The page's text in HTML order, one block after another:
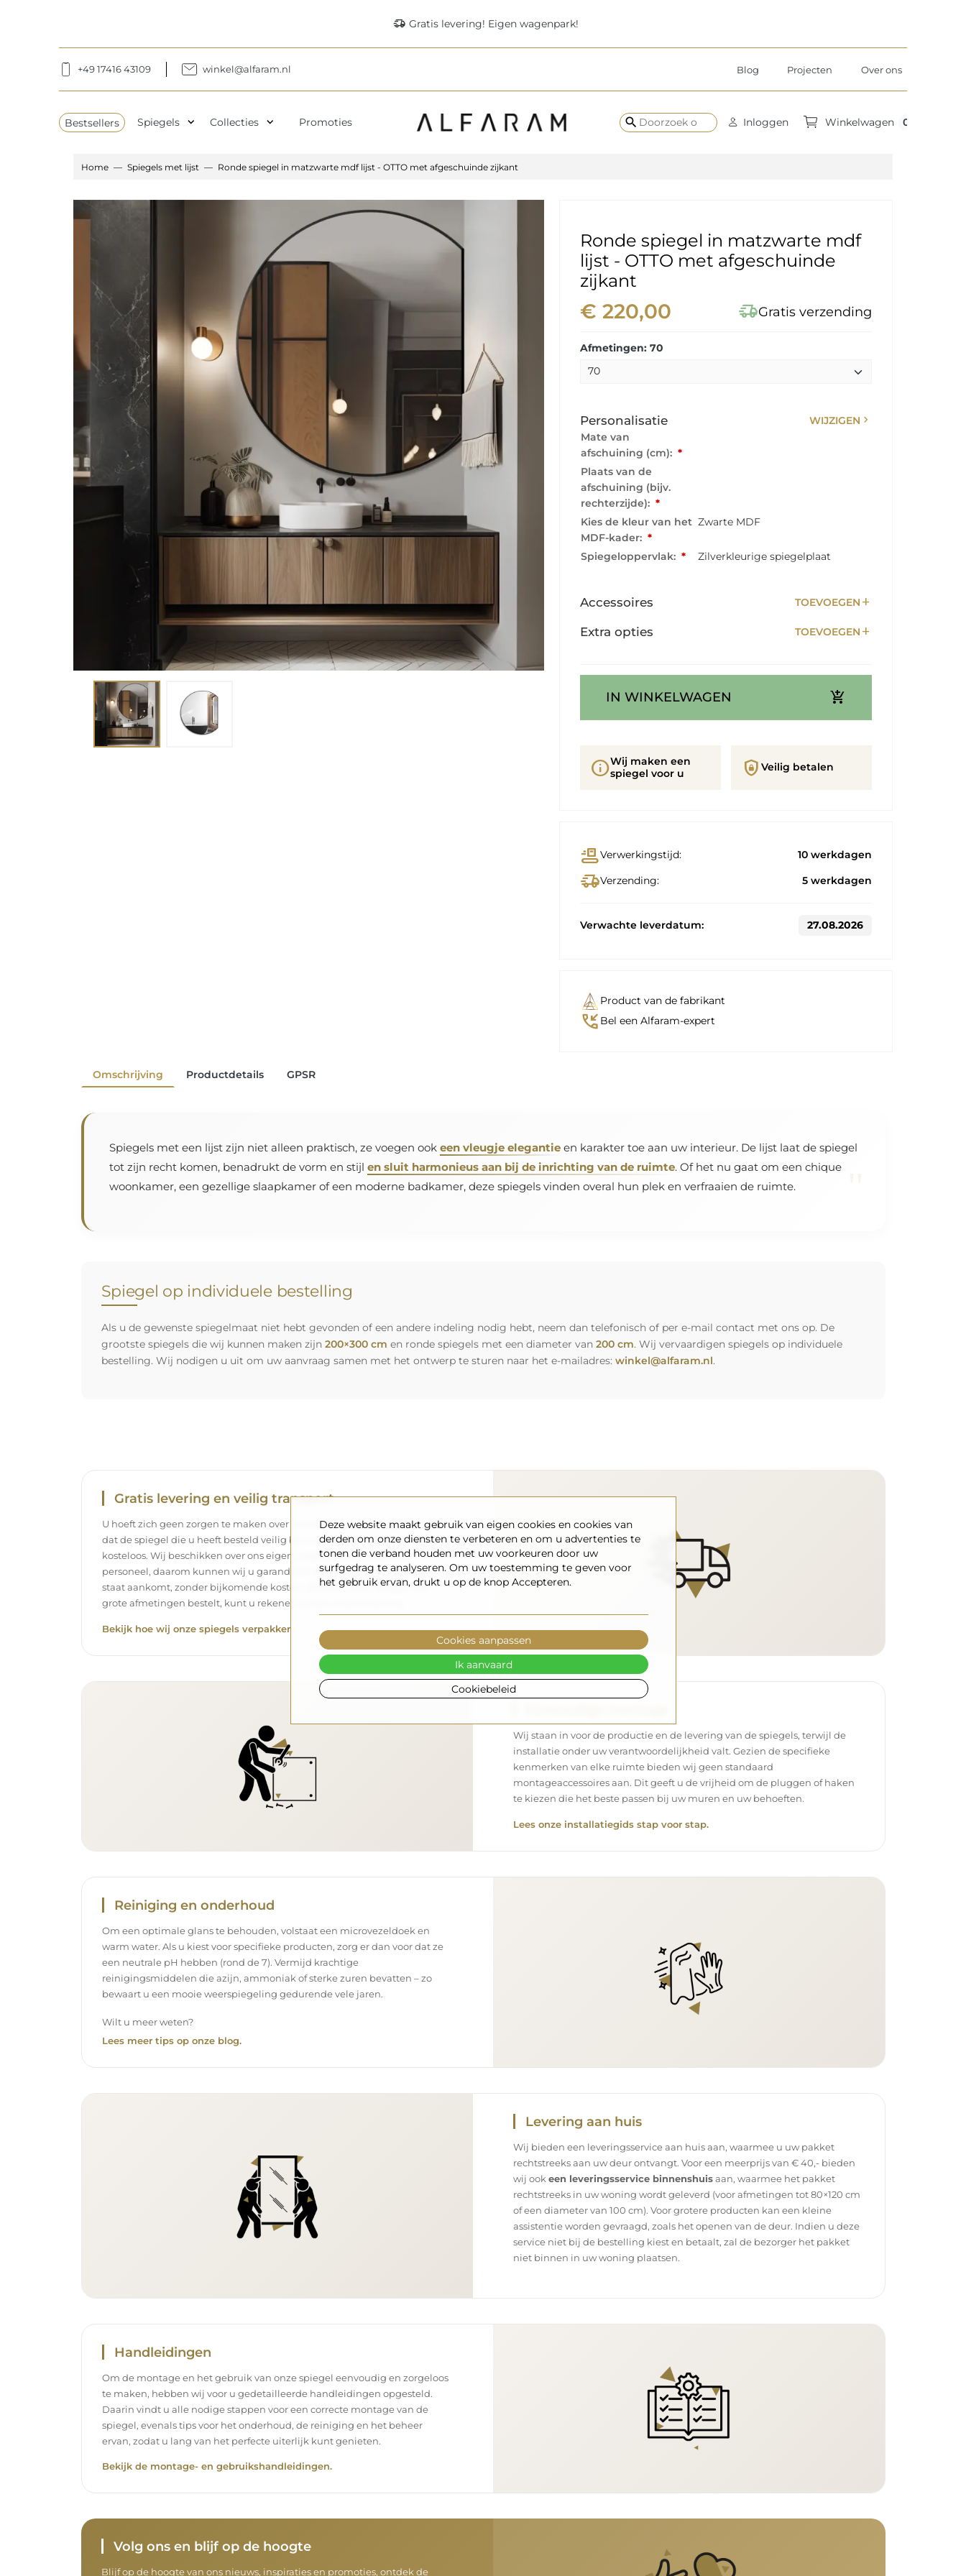
delivery_truck_speed Gratis levering! Eigen wagenpark!
+49 17416 43109 winkel@alfaram.nl Blog Projecten Over ons
Bestsellers Spiegels expand_more Collecties expand_more Promoties search Inloggen Winkelwagen 0
Home Spiegels met lijst Ronde spiegel in matzwarte mdf lijst - OTTO met afgeschuinde zijkant
Ronde spiegel in matzwarte mdf
lijst - OTTO met afgeschuinde
zijkant
€ 220,00 delivery_truck_speedGratis verzending
Afmetingen: 70
Personalisatie WIJZIGEN chevron_right
Mate van
afschuining (cm): *
Plaats van de
afschuining (bijv.
rechterzijde): *
Kies de kleur van het
MDF-kader: *
Zwarte MDF
Spiegeloppervlak: * Zilverkleurige spiegelplaat
Accessoires TOEVOEGEN add
Extra opties TOEVOEGEN add
IN WINKELWAGEN add_shopping_cart
infoWij maken een
spiegel voor u
shield_lock Veilig betalen
conveyor_beltVerwerkingstijd: 10 werkdagen
delivery_truck_speedVerzending: 5 werkdagen
Verwachte leverdatum: 27.08.2026
Product van de fabrikant
phone_callback Bel een Alfaram-expert
Omschrijving Productdetails GPSR
Spiegels met een lijst zijn niet alleen praktisch, ze voegen ook een vleugje elegantieen karakter toe aan uw interieur. De lijst laat de spiegel
tot zijn recht komen, benadrukt de vorm en stijl en sluit harmonieus aan bij de inrichting van de ruimte. Of het nu gaat om een chique
woonkamer, een gezellige slaapkamer of een moderne badkamer, deze spiegels vinden overal hun plek en verfraaien de ruimte.
Spiegel op individuele bestelling
Als u de gewenste spiegelmaat niet hebt gevonden of een andere indeling nodig hebt, neem dan telefonisch of per e-mail contact met ons op. De
grootste spiegels die wij kunnen maken zijn 200×300 cm en ronde spiegels met een diameter van 200 cm. Wij vervaardigen spiegels op individuele
bestelling. Wij nodigen u uit om uw aanvraag samen met het ontwerp te sturen naar het e-mailadres: winkel@alfaram.nl.
Gratis levering en veilig transport
U hoeft zich geen zorgen te maken over het transport – wij zorgen ervoor
dat de spiegel die u heeft besteld veilig bij u aankomt, en dat volledig
kosteloos. Wij beschikken over ons eigen wagenpark en opgeleid
personeel, daarom kunnen wij u garanderen dat de spiegel in perfecte
staat aankomt, zonder bijkomende kosten. Zelfs als u een spiegel met
grote afmetingen bestelt, kunt u rekenen op een snelle levering.
Bekijk hoe wij onze spiegels verpakken.
Wij staan in voor de productie en de levering van de spiegels, terwijl de
installatie onder uw verantwoordelijkheid valt. Gezien de specifieke
kenmerken van elke ruimte bieden wij geen standaard
montageaccessoires aan. Dit geeft u de vrijheid om de pluggen of haken
te kiezen die het beste passen bij uw muren en uw behoeften.
Lees onze installatiegids stap voor stap.
Reiniging en onderhoud
Om een optimale glans te behouden, volstaat een microvezeldoek en
warm water. Als u kiest voor specifieke producten, zorg er dan voor dat ze
een neutrale pH hebben (rond de 7). Vermijd krachtige
reinigingsmiddelen die azijn, ammoniak of sterke zuren bevatten – zo
bewaart u een mooie weerspiegeling gedurende vele jaren.
Wilt u meer weten?
Lees meer tips op onze blog.
Levering aan huis
Wij bieden een leveringsservice aan huis aan, waarmee u uw pakket
rechtstreeks aan uw deur ontvangt. Voor een meerprijs van € 40,- bieden
wij ook een leveringsservice binnenshuisaan, waarmee het pakket
rechtstreeks in uw woning wordt geleverd (voor afmetingen tot 80×120 cm
of een diameter van 100 cm). Voor grotere producten kan een kleine
assistentie worden gevraagd, zoals het openen van de deur. Indien u deze
service niet bij de bestelling kiest en betaalt, zal de bezorger het pakket
niet binnen in uw woning plaatsen.
Handleidingen
Om de montage en het gebruik van onze spiegel eenvoudig en zorgeloos
te maken, hebben wij voor u gedetailleerde handleidingen opgesteld.
Daarin vindt u alle nodige stappen voor een correcte montage van de
spiegel, evenals tips voor het onderhoud, de reiniging en het beheer
ervan, zodat u lang van het perfecte uiterlijk kunt genieten.
Bekijk de montage- en gebruikshandleidingen.
Volg ons en blijf op de hoogte
Blijf op de hoogte van ons nieuws, inspiraties en promoties, ontdek de
Deze website maakt gebruik van eigen cookies en cookies van
derden om onze diensten te verbeteren en om u advertenties te
tonen die verband houden met uw voorkeuren door uw
surfgedrag te analyseren. Om uw toestemming te geven voor
het gebruik ervan, drukt u op de knop Accepteren.
Cookiebeleid
Cookies aanpassen
Ik aanvaard